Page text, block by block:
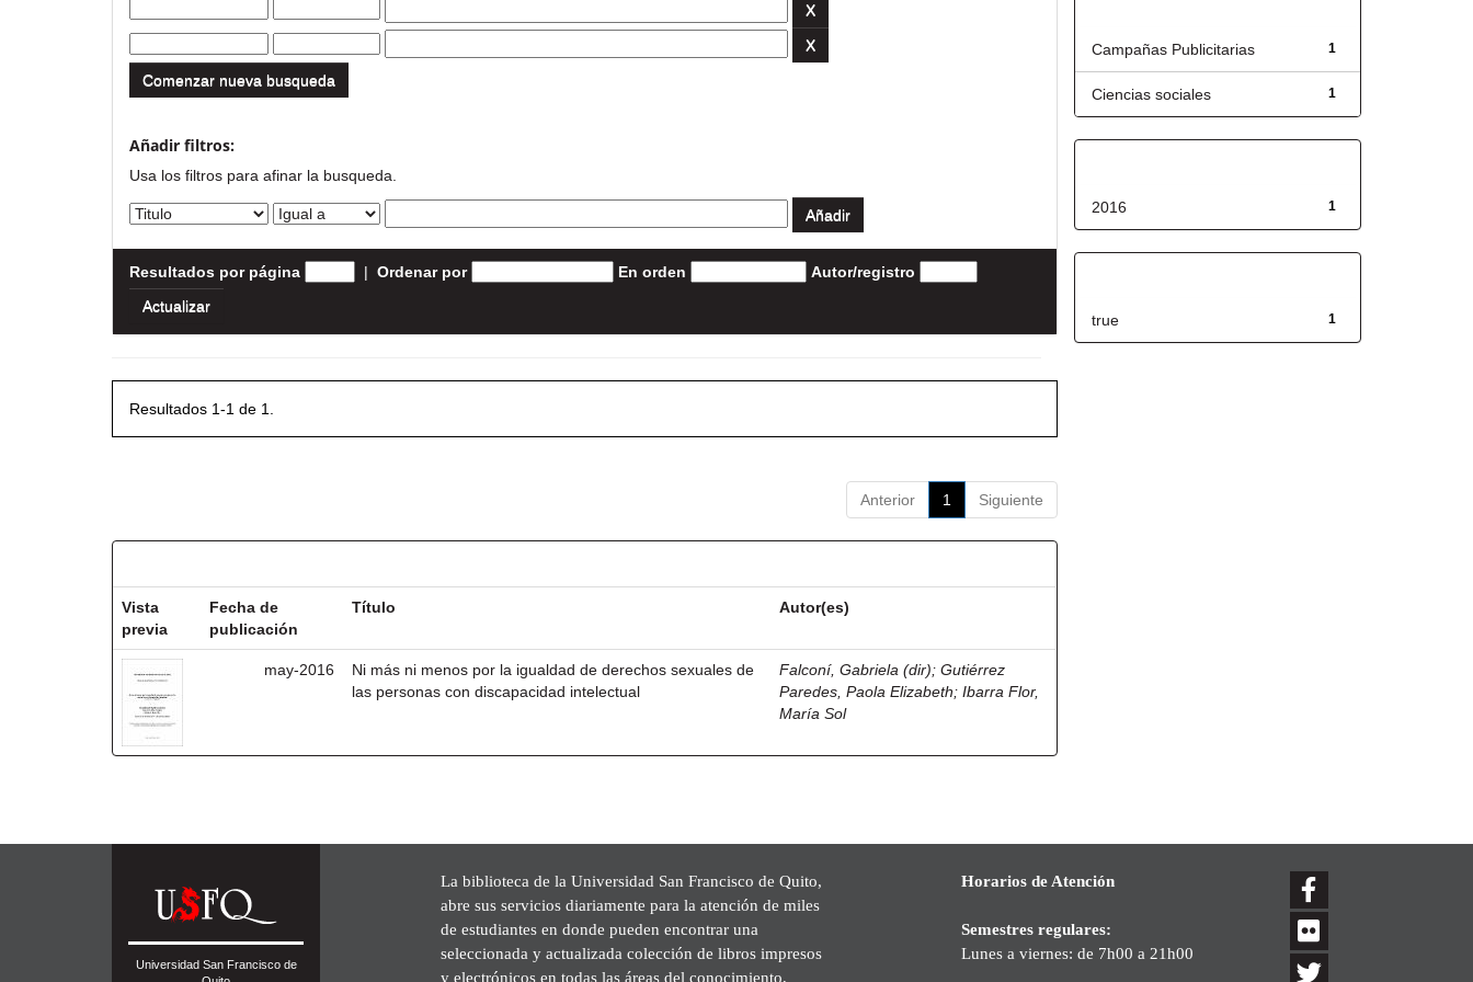
Comenzar nueva busqueda
Añadir filtros:
Usa los filtros para afinar la busqueda.
Resultados por página | Ordenar por En orden Autor/registro
Resultados 1-1 de 1.
Anterior 1 Siguiente
Vista
previa
Fecha de
publicación
Título Autor(es)
may-2016
Ni más ni menos por la igualdad de derechos sexuales de
las personas con discapacidad intelectual
Falconí, Gabriela (dir);Gutiérrez
Paredes, Paola Elizabeth;Ibarra Flor,
María Sol
1
Campañas Publicitarias
1
Ciencias sociales
1
2016
1
true
Universidad San Francisco de
La biblioteca de la Universidad San Francisco de Quito,
abre sus servicios diariamente para la atención de miles
de estudiantes en donde pueden encontrar una
seleccionada y actualizada colección de libros impresos
y electrónicos en todas las áreas del conocimiento,
Horarios de Atención
Semestres regulares:
Lunes a viernes: de 7h00 a 21h00